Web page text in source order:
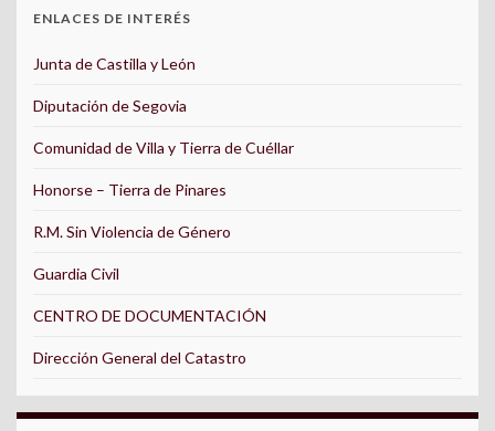
ENLACES DE INTERÉS
Junta de Castilla y León
Diputación de Segovia
Comunidad de Villa y Tierra de Cuéllar
Honorse – Tierra de Pinares
R.M. Sin Violencia de Género
Guardia Civil
CENTRO DE DOCUMENTACIÓN
Dirección General del Catastro